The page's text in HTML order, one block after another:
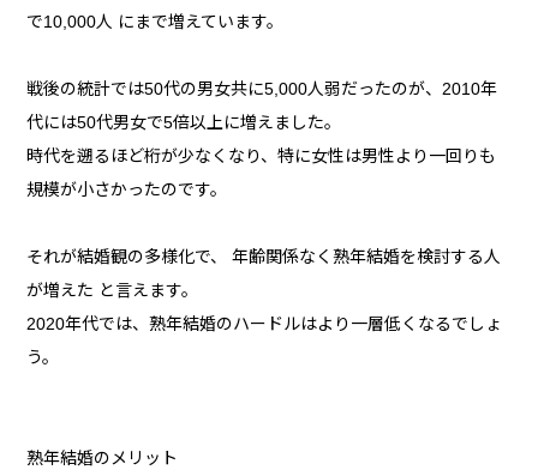
で10,000人 にまで増えています。
戦後の統計では50代の男女共に5,000人弱だったのが、2010年
代には50代男女で5倍以上に増えました。
時代を遡るほど桁が少なくなり、特に女性は男性より一回りも
規模が小さかったのです。
それが結婚観の多様化で、 年齢関係なく熟年結婚を検討する人
が増えた と言えます。
2020年代では、熟年結婚のハードルはより一層低くなるでしょ
う。
熟年結婚のメリット